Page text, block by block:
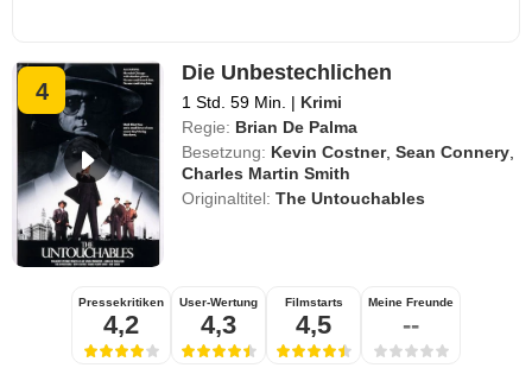
4
Die Unbestechlichen
1 Std. 59 Min. | Krimi
Regie: Brian De Palma
Besetzung: Kevin Costner,Sean Connery
Charles Martin Smith
Originaltitel:The Untouchables
Pressekritiken
4,2
User-Wertung
4,3
Filmstarts
4,5
Meine Freunde
--